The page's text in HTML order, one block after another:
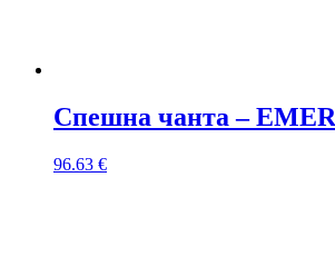
Спешна чанта –
96.63 €